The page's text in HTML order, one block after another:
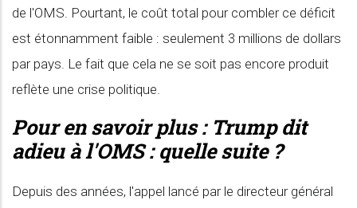
de l'OMS. Pourtant, le coût total pour combler ce déficit
est étonnamment faible : seulement 3 millions de dollars
par pays. Le fait que cela ne se soit pas encore produit
reflète une crise politique.
Pour en savoir plus : Trump dit
adieu à l'OMS : quelle suite ?
Depuis des années, l'appel lancé par le directeur général